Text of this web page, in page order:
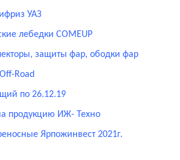
УАЗ
лебедки COMEUP
защиты фар, ободки фар
Road
по 26.12.19
продукцию ИЖ- Техно
Ярпожинвест 2021г.